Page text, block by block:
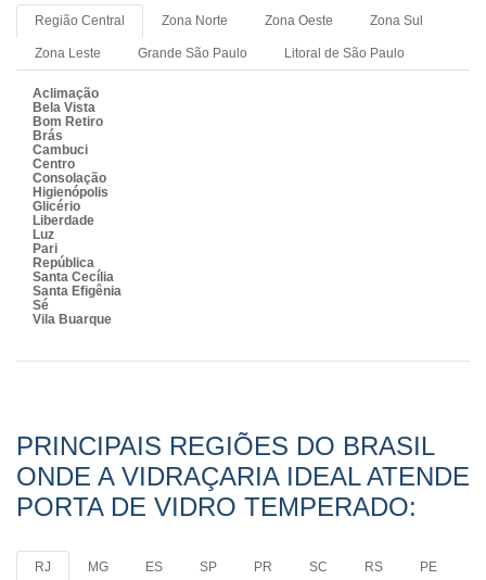
Região Central Zona Norte Zona Oeste Zona Sul
Zona Leste Grande São Paulo Litoral de São Paulo
Aclimação
Bela Vista
Bom Retiro
Brás
Cambuci
Centro
Consolação
Higienópolis
Glicério
Liberdade
Luz
Pari
República
Santa Cecília
Santa Efigênia
Sé
Vila Buarque
PRINCIPAIS REGIÕES DO BRASIL
ONDE A VIDRAÇARIA IDEAL ATENDE
PORTA DE VIDRO TEMPERADO:
RJ MG ES SP PR SC RS PE